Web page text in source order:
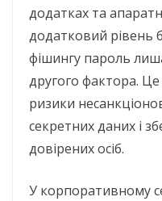
додатках та
додатковий рівень
фішингу пароль
другого фактора. Це
ризики
секретних даних і
довірених осіб.
У корпоративному